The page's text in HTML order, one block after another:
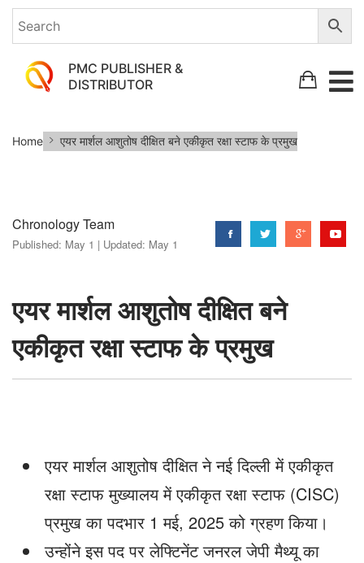
PMC PUBLISHER &
DISTRIBUTOR
मार्शल
बने
एकीकृत
स्टाफ
प्रमुख
Home एयर मार्शल आशुतोष दीक्षित बने एकीकृत रक्षा स्टाफ के प्रमुख
Chronology Team
Published: May 1 | Updated: May 1
एयर मार्शल आशुतोष दीक्षित बने
एकीकृत रक्षा स्टाफ के प्रमुख
एयर मार्शल आशुतोष दीक्षित ने नई दिल्ली में एकीकृत
रक्षा स्टाफ मुख्यालय में एकीकृत रक्षा स्टाफ (CISC)
प्रमुख का पदभार 1 मई, 2025 को ग्रहण किया।
उन्होंने इस पद पर लेफ्टिनेंट जनरल जेपी मैथ्यू का